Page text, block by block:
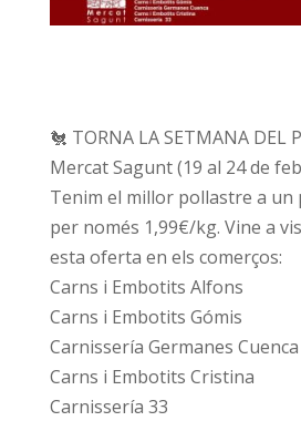
🐔 TORNA LA SETMANA DEL
Mercat Sagunt (19 al 24 de
Tenim el millor pollastre a un
per només 1,99€/kg. Vine a
esta oferta en els comerços:
Carns i Embotits Alfons
Carns i Embotits Gómis
Carnissería Germanes Cuenca
Carns i Embotits Cristina
Carnissería 33